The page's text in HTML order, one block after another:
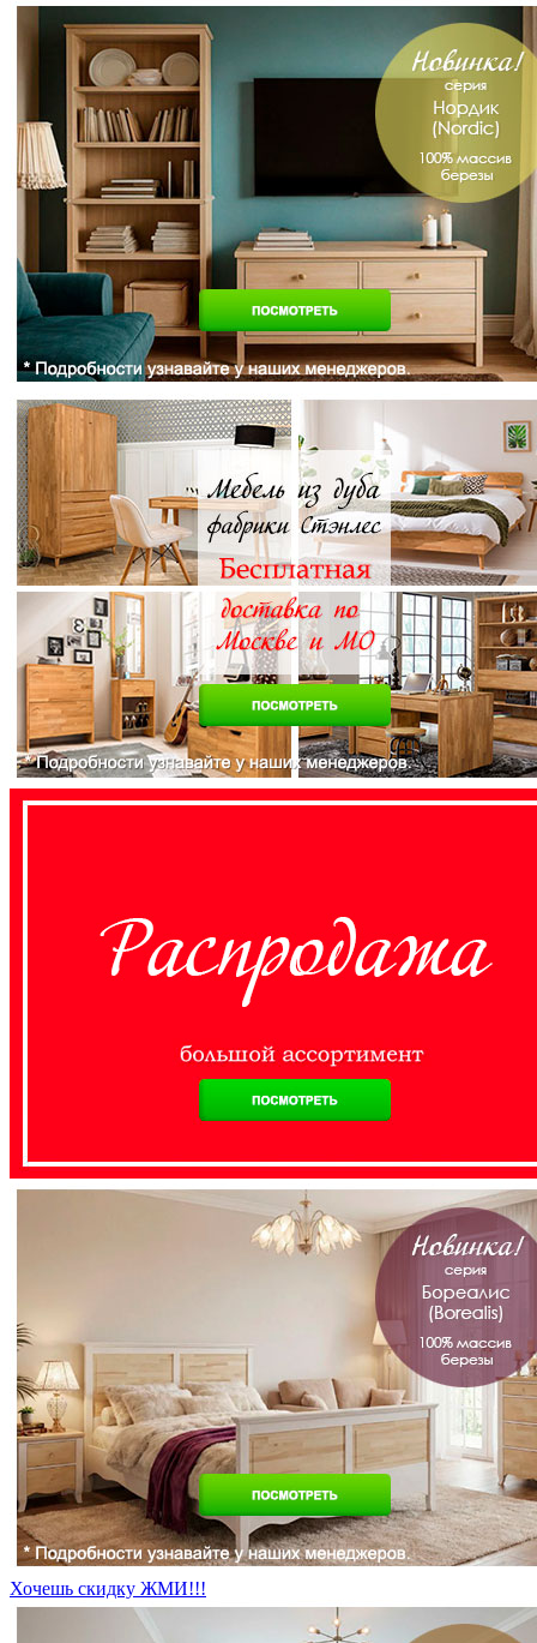
Хочешь скидку ЖМИ!!!